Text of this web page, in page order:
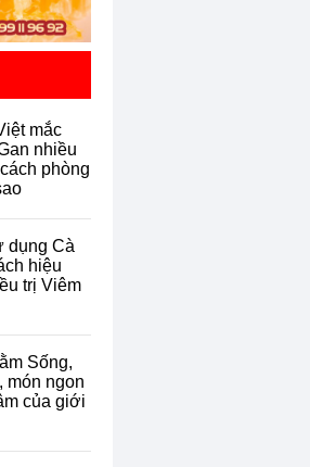
mắc
nhiều
phòng
dụng Cà
hiệu
trị Viêm
Sống,
món ngon
của giới